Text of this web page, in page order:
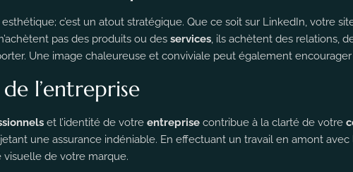
c’est un atout stratégique. Que ce soit sur LinkedIn, votre
pas des produits ou des services, ils achètent des relations,
Une image chaleureuse et conviviale peut également
l’entreprise
et l’identité de votre entreprise contribue à la clarté de votre
une assurance indéniable. En effectuant un travail en amont
visuelle de votre marque.